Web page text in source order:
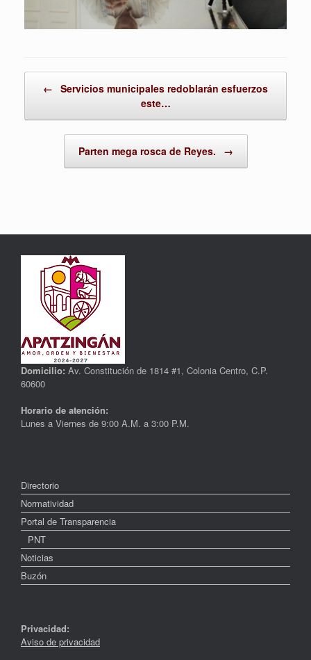
← Servicios municipales redoblarán esfuerzos
este…
Parten mega rosca de Reyes. →
Domicilio: Av. Constitución de 1814 #1, Colonia Centro, C.P.
60600
Horario de atención:
Lunes a Viernes de 9:00 A.M. a 3:00 P.M.
Directorio
Normatividad
Portal de Transparencia
PNT
Noticias
Buzón
Privacidad:
Aviso de privacidad